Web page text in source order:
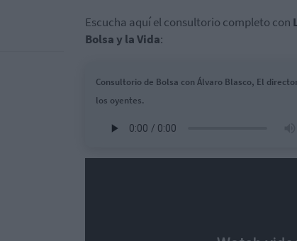
Escucha aquí el consultorio completo con
Bolsa y la Vida:
Consultorio de Bolsa con Álvaro Blasco, El
los oyentes.